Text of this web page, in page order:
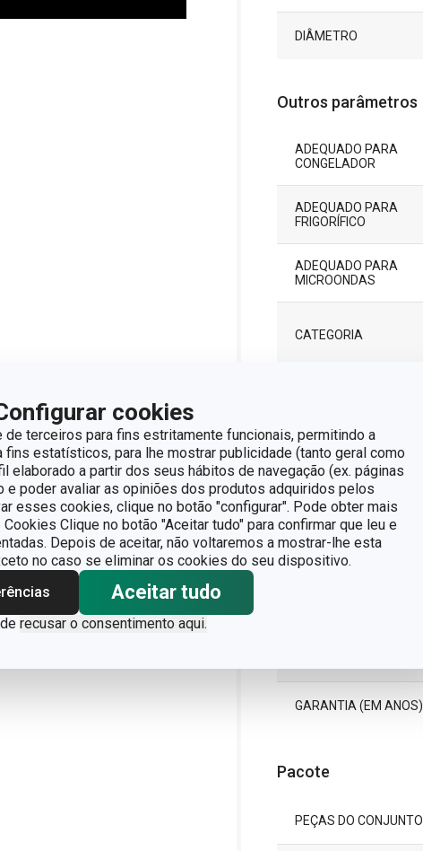
cookies
terceiros para fins estritamente funcionais, permitindo a
fins estatísticos, para lhe mostrar publicidade (tanto geral como
elaborado a partir dos seus hábitos de navegação (ex. páginas
e poder avaliar as opiniões dos produtos adquiridos pelos
esses cookies, clique no botão "configurar". Pode obter mais
Clique no botão "Aceitar tudo" para confirmar que leu e
Depois de aceitar, não voltaremos a mostrar-lhe esta
no caso se eliminar os cookies do seu dispositivo.
Aceitar tudo
recusar o consentimento aqui.
DIÂMETRO
Outros parâmetros
ADEQUADO PARA
CONGELADOR
ADEQUADO PARA
FRIGORÍFICO
ADEQUADO PARA
MICROONDAS
CATEGORIA
MATERIAL
TIPO
CORES
GARANTIA (EM ANOS)
Pacote
PEÇAS DO CONJUNTO